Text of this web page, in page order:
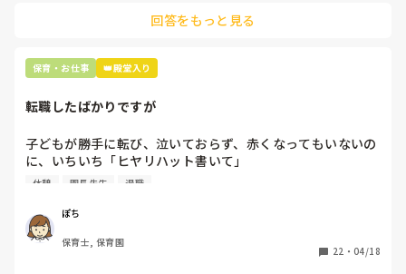
て貰い、主任に報告してます。
回答をもっと見る
保育・お仕事 👑殿堂入り
転職したばかりですが
子どもが勝手に転び、泣いておらず、赤くなってもいないの
に、いちいち「ヒヤリハット書いて」
と書かされ
（そう言う本人は書かない）
しかも、上司に↑この内容でも
休憩 園長先生 退職
ぽち
保育士, 保育園
22 ・ 04/18